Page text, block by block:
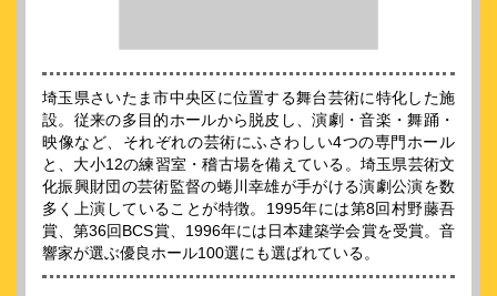
埼玉県さいたま市中央区に位置する舞台芸術に特化した施
設。従来の多目的ホールから脱皮し、演劇・音楽・舞踊・
映像など、それぞれの芸術にふさわしい4つの専門ホール
と、大小12の練習室・稽古場を備えている。埼玉県芸術文
化振興財団の芸術監督の蜷川幸雄が手がける演劇公演を数
多く上演していることが特徴。1995年には第8回村野藤吾
賞、第36回BCS賞、1996年には日本建築学会賞を受賞。音
響家が選ぶ優良ホール100選にも選ばれている。